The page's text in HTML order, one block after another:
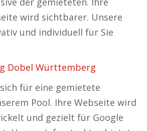
wird sichtbarer. Unsere
und individuell für Sie
Dobel Württemberg
für eine gemietete
Pool. Ihre Webseite wird
und gezielt für Google